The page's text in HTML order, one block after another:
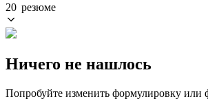
20 резюме
Ничего не нашлось
Попробуйте изменить формулировку или